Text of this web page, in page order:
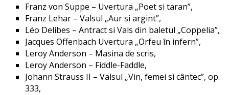
Franz von Suppe – Uvertura „Poet si taran”,
Franz Lehar – Valsul „Aur si argint”,
Léo Delibes – Antract si Vals din baletul „Coppelia”,
Jacques Offenbach Uvertura „Orfeu în infern”,
Leroy Anderson – Masina de scris,
Leroy Anderson – Fiddle-Faddle,
Johann Strauss II – Valsul „Vin, femei si cântec”, op.
333,